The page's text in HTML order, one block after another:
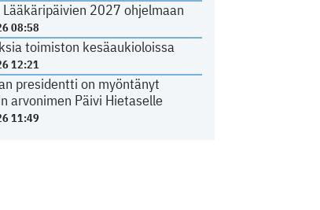
2027 ohjelmaan
08:58
toimiston kesäaukioloissa
12:21
presidentti on myöntänyt
arvonimen Päivi Hietaselle
11:49